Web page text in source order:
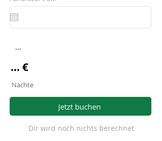
...
... €
Nächte
Jetzt buchen
Dir wird noch nichts berechnet